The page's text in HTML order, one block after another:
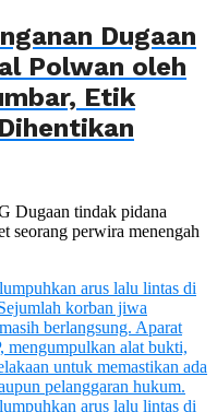
Dugaan
Polwan oleh
Etik
tindak pidana
seorang perwira menengah